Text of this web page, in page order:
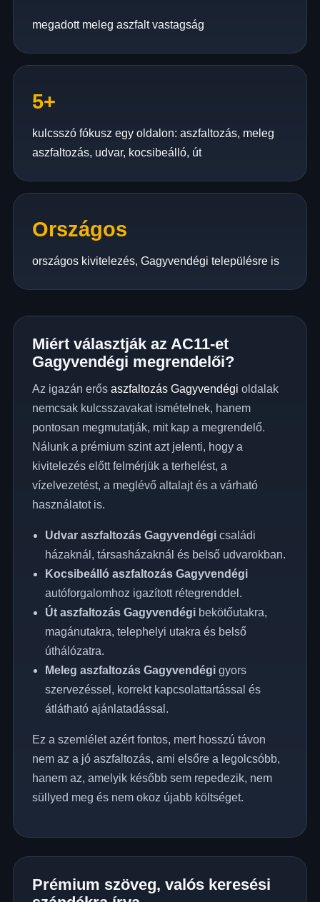
megadott meleg aszfalt vastagság
5+
kulcsszó fókusz egy oldalon: aszfaltozás, meleg
aszfaltozás, udvar, kocsibeálló, út
Országos
országos kivitelezés, Gagyvendégi településre is
Miért választják az AC11-et
Gagyvendégi megrendelői?
Az igazán erős aszfaltozás Gagyvendégi oldalak
nemcsak kulcsszavakat ismételnek, hanem
pontosan megmutatják, mit kap a megrendelő.
Nálunk a prémium szint azt jelenti, hogy a
kivitelezés előtt felmérjük a terhelést, a
vízelvezetést, a meglévő altalajt és a várható
használatot is.
Udvar aszfaltozás Gagyvendégicsaládi
házaknál, társasházaknál és belső udvarokban.
Kocsibeálló aszfaltozás Gagyvendégi
autóforgalomhoz igazított rétegrenddel.
Út aszfaltozás Gagyvendégibekötőutakra,
magánutakra, telephelyi utakra és belső
úthálózatra.
Meleg aszfaltozás Gagyvendégigyors
szervezéssel, korrekt kapcsolattartással és
átlátható ajánlatadással.
Ez a szemlélet azért fontos, mert hosszú távon
nem az a jó aszfaltozás, ami elsőre a legolcsóbb,
hanem az, amelyik később sem repedezik, nem
süllyed meg és nem okoz újabb költséget.
Prémium szöveg, valós keresési